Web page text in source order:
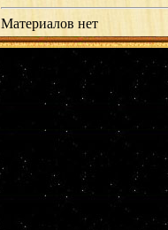
Материалов нет